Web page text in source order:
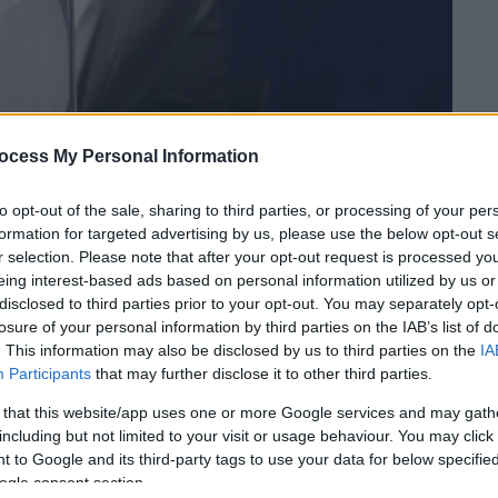
My Personal Information
opt-out of the sale, sharing to third parties, or processing of your
for targeted advertising by us, please use the below opt-out
selection. Please note that after your opt-out request is processed
interest-based ads based on personal information utilized by us
to third parties prior to your opt-out. You may separately
of your personal information by third parties on the IAB’s list of
This information may also be disclosed by us to third parties on the
Participants that may further disclose it to other third parties.
that this website/app uses one or more Google services and may
but not limited to your visit or usage behaviour. You may
to Google and its third-party tags to use your data for below
consent section.
το ΕΘΝΟΣ στη Google
Κυπέλλου Ελλάδαςγια τη φάση των 16.
και εφόσον επιβεβαιώσουν
το ραντεβού τους στα
αναμετρηθεί με την ΑΕΛ, ο πρωταθλητής
παίξει με την Κηφισιά, ο Παναθηναϊκός
τον ΟΦΗ.